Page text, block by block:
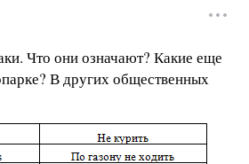
Что они означают? Какие еще
В других общественных